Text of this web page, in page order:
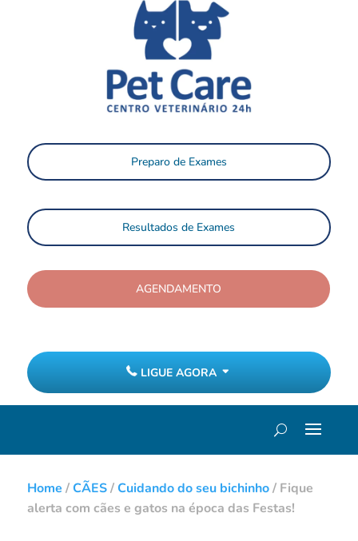
Preparo de Exames
Resultados de Exames
AGENDAMENTO
LIGUE AGORA
Home /CÃES/Cuidando do seu bichinho/ Fique
alerta com cães e gatos na época das Festas!